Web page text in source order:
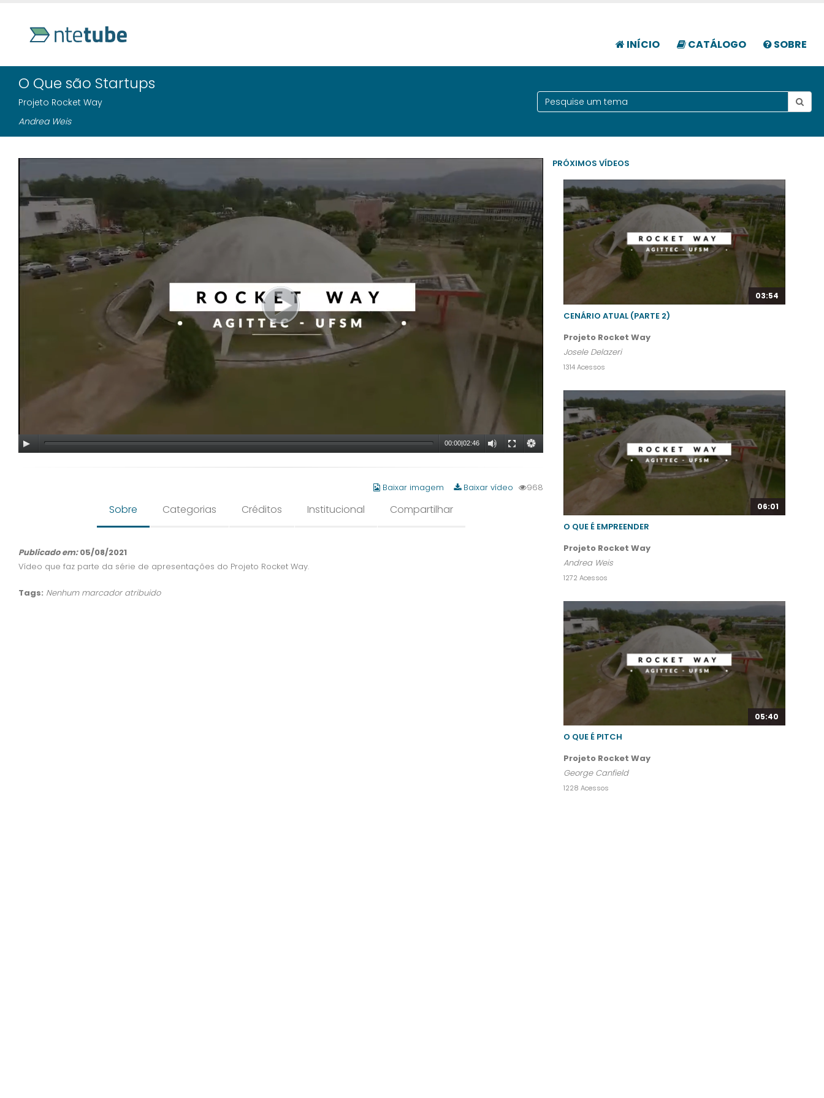
INÍCIO CATÁLOGO SOBRE
O Que são Startups
Projeto Rocket Way
Andrea Weis
00:00|02:46
Baixar imagem Baixar vídeo 968
Sobre Categorias Créditos Institucional Compartilhar
Publicado em:05/08/2021
Vídeo que faz parte da série de apresentações do Projeto Rocket Way.
Tags: Nenhum marcador atribuido
PRÓXIMOS VÍDEOS
03:54
CENÁRIO ATUAL (PARTE 2)
Projeto Rocket Way
Josele Delazeri
1314 Acessos
06:01
O QUE É EMPREENDER
Projeto Rocket Way
Andrea Weis
1272 Acessos
05:40
O QUE É PITCH
Projeto Rocket Way
George Canfield
1228 Acessos